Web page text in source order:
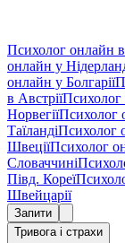
Психолог онлайн в
онлайн у
онлайн у Болгарії
в АвстріїПсихолог
НорвегіїПсихолог
ТаїландіПсихолог
ШвеціїПсихолог
Словаччині
Півд. Кореї
Швейцарії
Запити
Тривога і страхи